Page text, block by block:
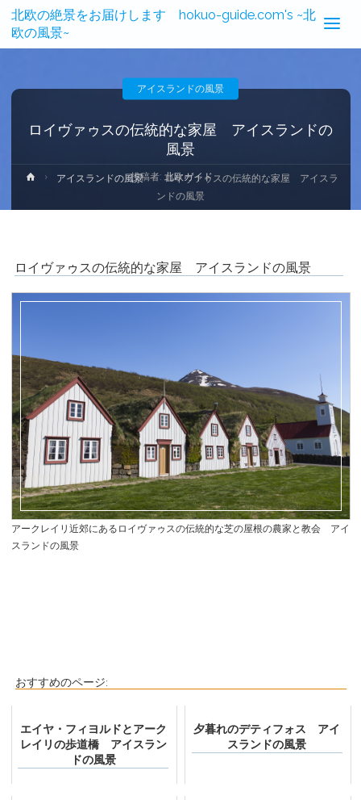
北欧の絶景をお届けします hokuo-guide.com's ~北
欧の風景~
ロイヴァゥスの伝統的な家屋 アイスランドの
風景
投稿者: 北欧ガイド
アイスランドの風景
ホ
ム
アイスランドの風景
ロイヴァゥスの伝統的な家屋 アイスラ
ンドの風景
ロイヴァゥスの伝統的な家屋 アイスランドの風景
アークレイリ近郊にあるロイヴァゥスの伝統的な芝の屋根の農家と教会 アイ
スランドの風景
おすすめのページ:
エイヤ・フィヨルドとアーク
レイリの歩道橋 アイスラン
ドの風景
夕暮れのデティフォス アイ
スランドの風景